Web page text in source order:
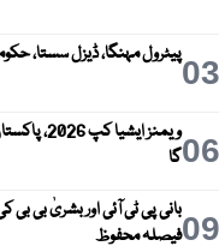
03پیٹرول مہنگا، ڈیزل سستا،
06
ویمنز
گا
09بانی پی ٹی آئی اور بشریٰ بی
فیصلہ محفوظ